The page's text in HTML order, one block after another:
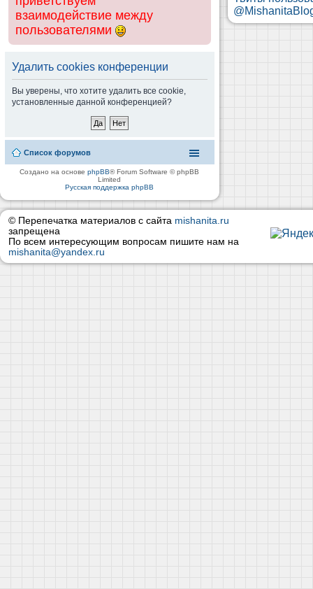
взаимодействие между
пользователями
Удалить cookies конференции
Вы уверены, что хотите удалить все cookie,
установленные данной конференцией?
Список форумов
Создано на основеphpBB® Forum Software © phpBB
Limited
Русская поддержка phpBB
© Перепечатка материалов с сайта mishanita.ru
запрещена
По всем интересующим вопросам пишите нам на
mishanita@yandex.ru